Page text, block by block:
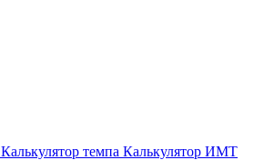
Калькулятор темпа Калькулятор ИМТ